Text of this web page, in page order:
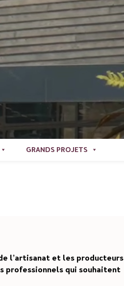
GRANDS PROJETS
l’artisanat et les producteurs
professionnels qui souhaitent